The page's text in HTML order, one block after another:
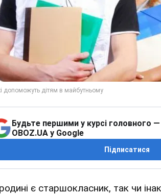
Будьте першими у курсі головного
OBOZ.UA у Google
Підписатися
є старшокласник, так чи